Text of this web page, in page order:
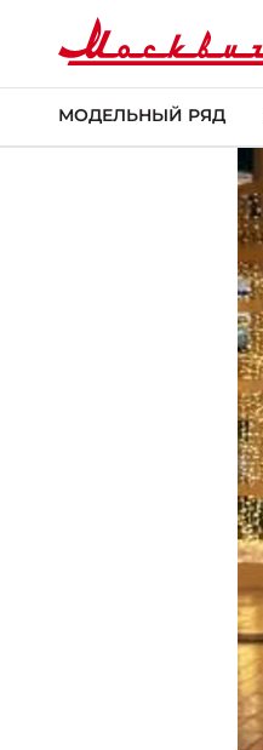
МОДЕЛЬНЫЙ РЯД